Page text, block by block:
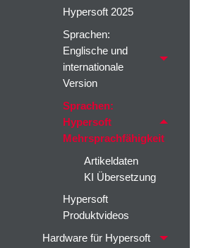
Hypersoft 2025
Sprachen:
Englische und
internationale
Version
Sprachen:
Hypersoft
Mehrsprachfähigkeit
Artikeldaten
KI Übersetzung
Hypersoft
Produktvideos
Hardware für Hypersoft